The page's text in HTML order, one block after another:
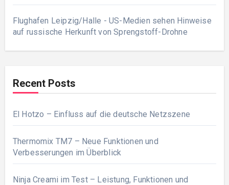
Flughafen Leipzig/Halle - US-Medien sehen Hinweise
auf russische Herkunft von Sprengstoff-Drohne
Recent Posts
El Hotzo – Einfluss auf die deutsche Netzszene
Thermomix TM7 – Neue Funktionen und
Verbesserungen im Überblick
Ninja Creami im Test – Leistung, Funktionen und